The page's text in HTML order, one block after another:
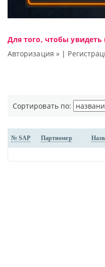
Для того, чтобы
Авторизация » |
Сортировать по:
№ SAP Партномер